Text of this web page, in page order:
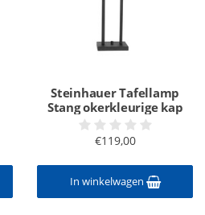
Steinhauer Tafellamp
Stang okerkleurige kap
€119,00
In winkelwagen